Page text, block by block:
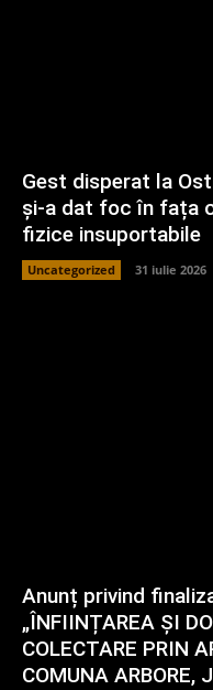
Gest disperat la
și-a dat foc în fața
fizice insuportabile
Uncategorized 31 iulie 2026
Anunț privind
„ÎNFIINȚAREA ȘI
COLECTARE PRIN
COMUNA ARBORE,